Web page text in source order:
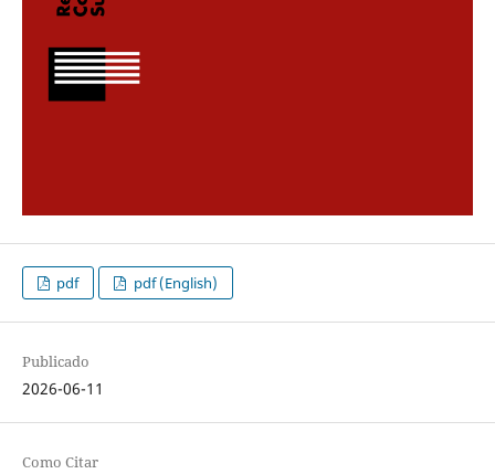
pdf pdf (English)
Publicado
2026-06-11
Como Citar